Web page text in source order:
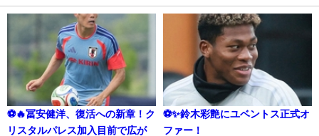
⚽🔥冨安健洋、復活への新章！ク
リスタルパレス加入目前で広が
⚽✨鈴木彩艶にユベントス正式オ
ファー！